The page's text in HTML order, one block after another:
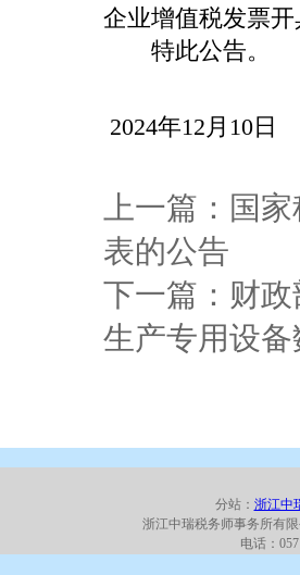
企业增值税发票
特此公告。
2024年12 月 10日
上一篇：国
表的公告
下一篇：财
生产专用设
分站： 浙江中
浙江中瑞税务师事务所有
电话：